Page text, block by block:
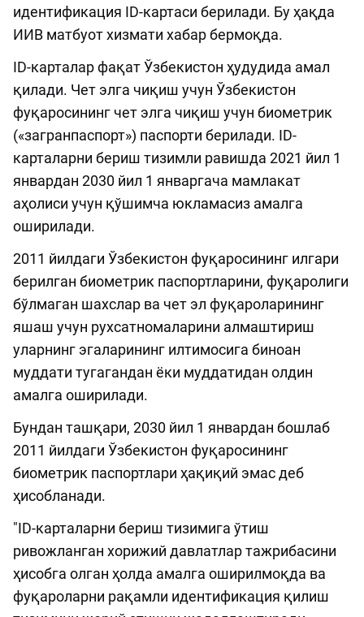
идентификация ID-картаси берилади. Бу ҳақда
ИИВ матбуот хизмати хабар бермоқда.
ID-карталар фақат Ўзбекистон ҳудудида амал
қилади. Чет элга чиқиш учун Ўзбекистон
фуқаросининг чет элга чиқиш учун биометрик
(«загранпаспорт») паспорти берилади. ID-
карталарни бериш тизимли равишда 2021 йил 1
январдан 2030 йил 1 январгача мамлакат
аҳолиси учун қўшимча юкламасиз амалга
оширилади.
2011 йилдаги Ўзбекистон фуқаросининг илгари
берилган биометрик паспортларини, фуқаролиги
бўлмаган шахслар ва чет эл фуқароларининг
яшаш учун рухсатномаларини алмаштириш
уларнинг эгаларининг илтимосига биноан
муддати тугагандан ёки муддатидан олдин
амалга оширилади.
Бундан ташқари, 2030 йил 1 январдан бошлаб
2011 йилдаги Ўзбекистон фуқаросининг
биометрик паспортлари ҳақиқий эмас деб
ҳисобланади.
"ID-карталарни бериш тизимига ўтиш
ривожланган хорижий давлатлар тажрибасини
ҳисобга олган ҳолда амалга оширилмоқда ва
фуқароларни рақамли идентификация қилиш